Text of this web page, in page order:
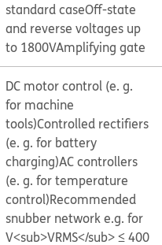
standard caseOff-state
and reverse voltages up
to 1800VAmplifying gate
DC motor control (e. g.
for machine
tools)Controlled rectifiers
(e. g. for battery
charging)AC controllers
(e. g. for temperature
control)Recommended
snubber network e.g. for
V<sub>VRMS</sub> ≤ 400